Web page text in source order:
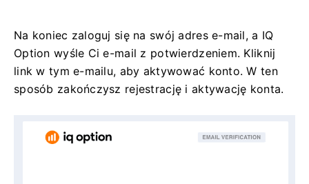
Na koniec zaloguj się na swój adres e-mail, a IQ
Option wyśle ​​Ci e-mail z potwierdzeniem. Kliknij
link w tym e-mailu, aby aktywować konto. W ten
sposób zakończysz rejestrację i aktywację konta.